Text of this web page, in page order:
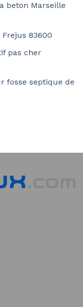
beton Marseille
83600
pas cher
fosse septique de